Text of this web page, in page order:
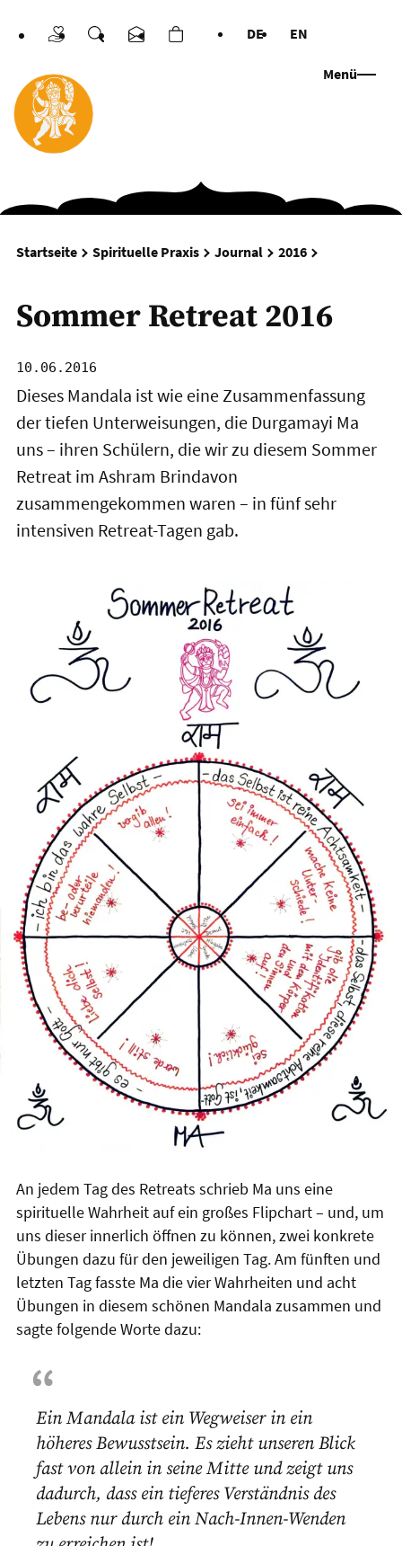
SpendenSucheKontaktWarenkorb
Sprachen DE EN
Menü
Startseite Spirituelle Praxis Journal 2016
Sommer Retreat 2016
10.06.2016
Dieses Mandala ist wie eine Zusammenfassung
der tiefen Unterweisungen, die Durgamayi Ma
uns – ihren Schülern, die wir zu diesem Sommer
Retreat im Ashram Brindavon
zusammengekommen waren – in fünf sehr
intensiven Retreat-Tagen gab.
An jedem Tag des Retreats schrieb Ma uns eine
spirituelle Wahrheit auf ein großes Flipchart – und, um
uns dieser innerlich öffnen zu können, zwei konkrete
Übungen dazu für den jeweiligen Tag. Am fünften und
letzten Tag fasste Ma die vier Wahrheiten und acht
Übungen in diesem schönen Mandala zusammen und
sagte folgende Worte dazu:
Ein Mandala ist ein Wegweiser in ein
höheres Bewusstsein. Es zieht unseren Blick
fast von allein in seine Mitte und zeigt uns
dadurch, dass ein tieferes Verständnis des
Lebens nur durch ein Nach-Innen-Wenden